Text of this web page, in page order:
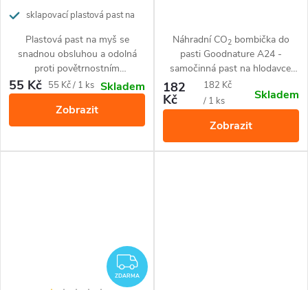
sklapovací plastová past na
Plastová past na myš se
snadnou obsluhou a odolná
proti povětrnostním
podmínkám.
55 Kč Měrná
55 Kč / 1 ks Skladem
Zobrazit
Náhradní CO2 bombička do
pasti Goodnature A24 -
samočinná past na hlodavce:
potkany, myši, hraboše.
182
Kč
Měrná
cena:
182 Kč
/ 1 ks
Skladem
Zobrazit
ZDARMA
ZDARMA